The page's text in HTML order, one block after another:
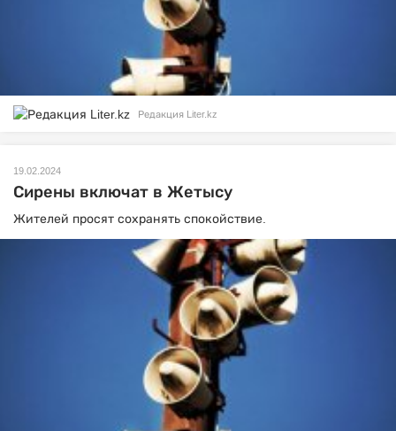
Редакция Liter.kz
19.02.2024
Сирены включат в Жетысу
Жителей просят сохранять спокойствие.